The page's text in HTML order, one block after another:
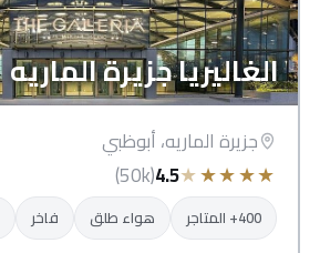
الغاليريا جزيرة الماريه
جزيرة الماريه، أبوظبي
★
★
★
★
★
4.5
(50k)
400+ المتاجر هواء طلق فاخر